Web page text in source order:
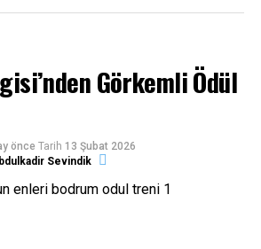
şampiyon..
Görkemli Ödül
önce Tarih 13 Şubat 2026
Sevindik